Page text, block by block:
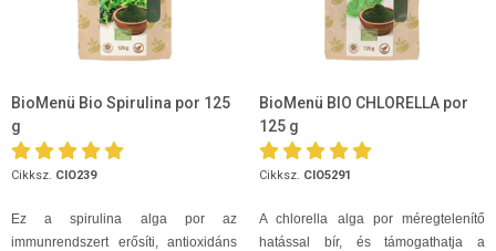
BioMenü Bio Spirulina por 125
g
Cikksz. CIO239
Ez a spirulina alga por az
immunrendszert erősíti, antioxidáns
BioMenü BIO CHLORELLA por
125 g
Cikksz. CIO5291
A chlorella alga por méregtelenítő
hatással bír, és támogathatja a